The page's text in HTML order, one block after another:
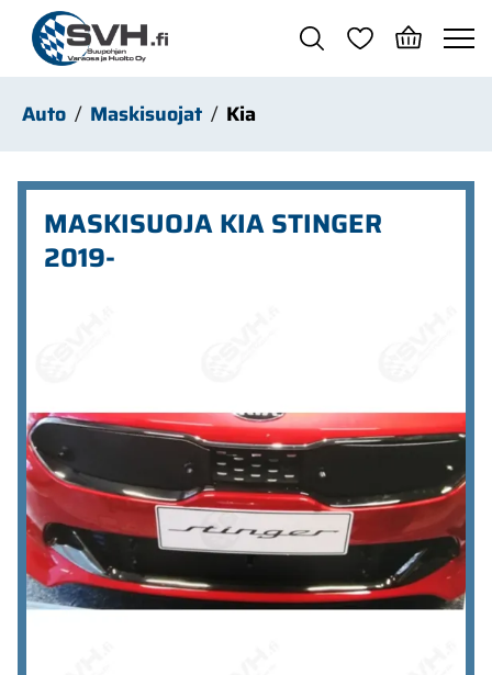
Siirry pääsisältöön
Auto Maskisuojat Kia
MASKISUOJA KIA STINGER
2019-